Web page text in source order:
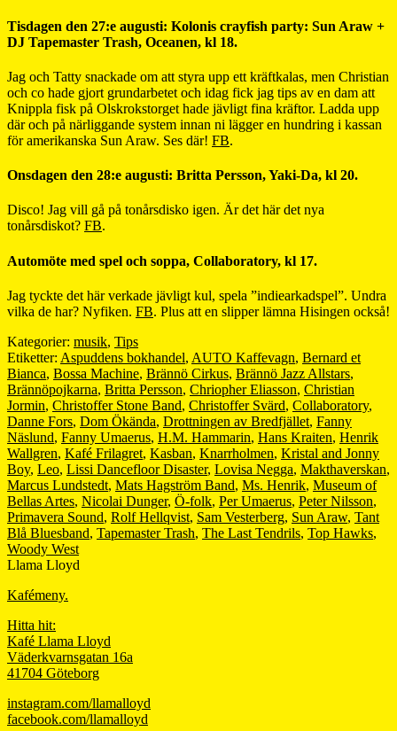
Tisdagen den 27:e augusti: Kolonis crayfish party: Sun Araw +
DJ Tapemaster Trash, Oceanen, kl 18.
Jag och Tatty snackade om att styra upp ett kräftkalas, men Christian
och co hade gjort grundarbetet och idag fick jag tips av en dam att
Knippla fisk på Olskrokstorget hade jävligt fina kräftor. Ladda upp
där och på närliggande system innan ni lägger en hundring i kassan
för amerikanska Sun Araw. Ses där! FB.
Onsdagen den 28:e augusti: Britta Persson, Yaki-Da, kl 20.
Disco! Jag vill gå på tonårsdisko igen. Är det här det nya
tonårsdiskot? FB.
Automöte med spel och soppa, Collaboratory, kl 17.
Jag tyckte det här verkade jävligt kul, spela ”indiearkadspel”. Undra
vilka de har? Nyfiken. FB. Plus att en slipper lämna Hisingen också!
Kategorier: musik, Tips
Etiketter: Aspuddens bokhandel, AUTO Kaffevagn, Bernard et
Bianca, Bossa Machine, Brännö Cirkus, Brännö Jazz Allstars,
Brännöpojkarna, Britta Persson, Chriopher Eliasson, Christian
Jormin, Christoffer Stone Band, Christoffer Svärd, Collaboratory,
Danne Fors, Dom Ökända, Drottningen av Bredfjället, Fanny
Näslund, Fanny Umaerus, H.M. Hammarin, Hans Kraiten, Henrik
Wallgren, Kafé Frilagret, Kasban, Knarrholmen, Kristal and Jonny
Boy, Leo, Lissi Dancefloor Disaster, Lovisa Negga, Makthaverskan,
Marcus Lundstedt, Mats Hagström Band, Ms. Henrik, Museum of
Bellas Artes, Nicolai Dunger, Ö-folk, Per Umaerus, Peter Nilsson,
Primavera Sound, Rolf Hellqvist, Sam Vesterberg, Sun Araw, Tant
Blå Bluesband, Tapemaster Trash, The Last Tendrils, Top Hawks,
Woody West
Llama Lloyd
Kafémeny.
Hitta hit:
Kafé Llama Lloyd
Väderkvarnsgatan 16a
41704 Göteborg
instagram.com/llamalloyd
facebook.com/llamalloyd